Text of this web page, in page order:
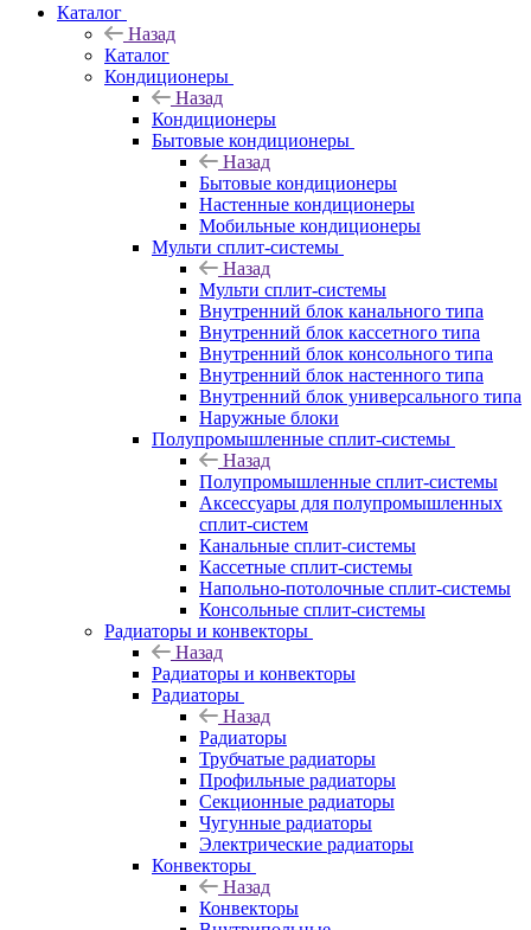
Каталог
Назад
Каталог
Кондиционеры
Назад
Кондиционеры
Бытовые кондиционеры
Назад
Бытовые кондиционеры
Настенные кондиционеры
Мобильные кондиционеры
Мульти сплит-системы
Назад
Мульти сплит-системы
Внутренний блок канального типа
Внутренний блок кассетного типа
Внутренний блок консольного типа
Внутренний блок настенного типа
Внутренний блок универсального типа
Наружные блоки
Полупромышленные сплит-системы
Назад
Полупромышленные сплит-системы
Аксессуары для полупромышленных
сплит-систем
Канальные сплит-системы
Кассетные сплит-системы
Напольно-потолочные сплит-системы
Консольные сплит-системы
Радиаторы и конвекторы
Назад
Радиаторы и конвекторы
Радиаторы
Назад
Радиаторы
Трубчатые радиаторы
Профильные радиаторы
Секционные радиаторы
Чугунные радиаторы
Электрические радиаторы
Конвекторы
Назад
Конвекторы